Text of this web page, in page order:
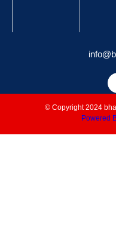
© Copyright 2024
Powered